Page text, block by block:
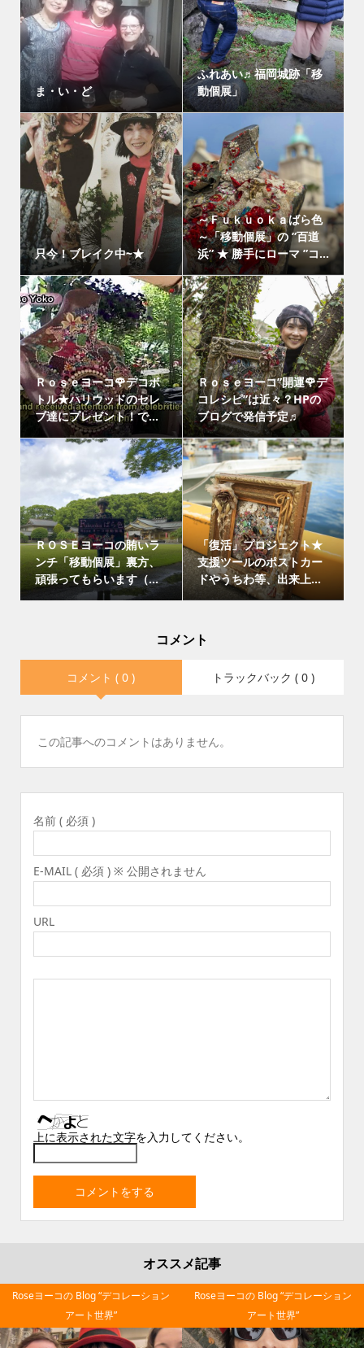
ま・い・ど
ふれあい♬福岡城跡「移
動個展」
只今！ブレイク中~★
～Ｆｕｋｕｏｋａばら色
～「移動個展」の ”百道
浜” ★ 勝手にローマ ”コ...
Ｒｏｓｅヨーコ🌹デコボ
トル★ハリウッドのセレ
ブ達にプレゼント！で...
Ｒｏｓｅヨーコ”開運🌹デ
コレシピ”は近々？HPの
ブログで発信予定♬
ＲＯＳＥヨーコの賄いラ
ンチ「移動個展」裏方、
頑張ってもらいます（...
「復活」プロジェクト★
支援ツールのポストカー
ドやうちわ等、出来上...
コメント
コメント ( 0 ) トラックバック ( 0 )
この記事へのコメントはありません。
名前 ( 必須 )
E-MAIL ( 必須 ) ※ 公開されません
URL
上に表示された文字を入力してください。
オススメ記事
Roseヨーコの Blog “デコレーション
アート世界”
Roseヨーコの Blog “デコレーション
アート世界”